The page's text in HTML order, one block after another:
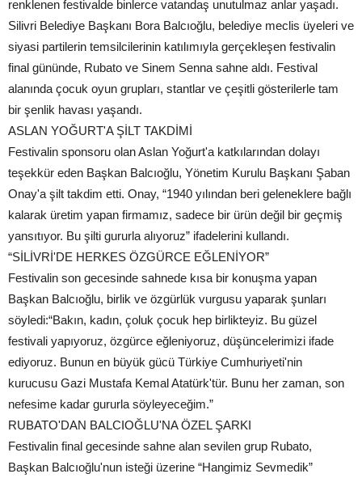
renklenen festivalde binlerce vatandaş unutulmaz anlar yaşadı.
Silivri Belediye Başkanı Bora Balcıoğlu, belediye meclis üyeleri ve
siyasi partilerin temsilcilerinin katılımıyla gerçekleşen festivalin
final gününde, Rubato ve Sinem Senna sahne aldı. Festival
alanında çocuk oyun grupları, stantlar ve çeşitli gösterilerle tam
bir şenlik havası yaşandı.
ASLAN YOĞURT'A ŞİLT TAKDİMİ
Festivalin sponsoru olan Aslan Yoğurt'a katkılarından dolayı
teşekkür eden Başkan Balcıoğlu, Yönetim Kurulu Başkanı Şaban
Onay'a şilt takdim etti. Onay, “1940 yılından beri geleneklere bağlı
kalarak üretim yapan firmamız, sadece bir ürün değil bir geçmiş
yansıtıyor. Bu şilti gururla alıyoruz” ifadelerini kullandı.
“SİLİVRİ'DE HERKES ÖZGÜRCE EĞLENİYOR”
Festivalin son gecesinde sahnede kısa bir konuşma yapan
Başkan Balcıoğlu, birlik ve özgürlük vurgusu yaparak şunları
söyledi:“Bakın, kadın, çoluk çocuk hep birlikteyiz. Bu güzel
festivali yapıyoruz, özgürce eğleniyoruz, düşüncelerimizi ifade
ediyoruz. Bunun en büyük gücü Türkiye Cumhuriyeti'nin
kurucusu Gazi Mustafa Kemal Atatürk'tür. Bunu her zaman, son
nefesime kadar gururla söyleyeceğim.”
RUBATO'DAN BALCIOĞLU'NA ÖZEL ŞARKI
Festivalin final gecesinde sahne alan sevilen grup Rubato,
Başkan Balcıoğlu'nun isteği üzerine “Hangimiz Sevmedik”